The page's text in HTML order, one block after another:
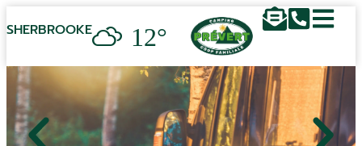
SHERBROOKE 12°